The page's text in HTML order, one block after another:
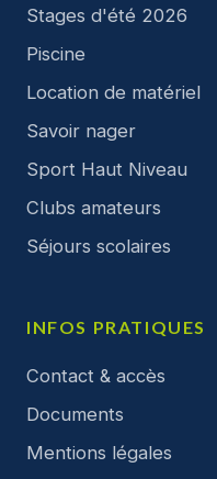
Stages d'été 2026
Piscine
Location de matériel
Savoir nager
Sport Haut Niveau
Clubs amateurs
Séjours scolaires
INFOS PRATIQUES
Contact & accès
Documents
Mentions légales